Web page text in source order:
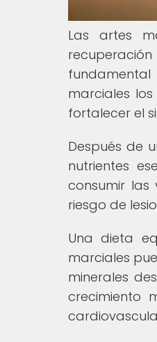
Las artes
marciales
fortalecer el
Después de
nutrientes
consumir
riesgo de
Una dieta
marciales
minerales
crecimiento